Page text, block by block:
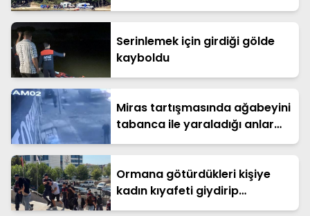
Serinlemek için girdiği gölde
kayboldu
Miras tartışmasında ağabeyini
tabanca ile yaraladığı anlar
kamerada
Ormana götürdükleri kişiye
kadın kıyafeti giydirip
videosunu çeken 6 şüpheli